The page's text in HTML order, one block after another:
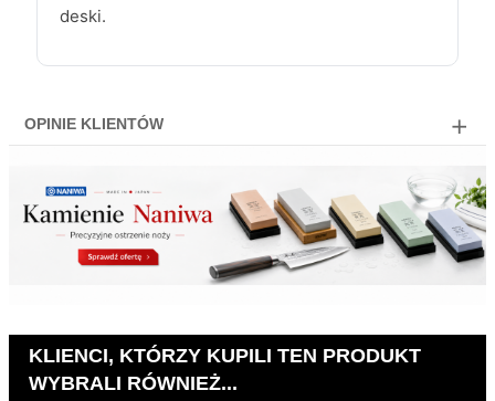
deski.
OPINIE KLIENTÓW
KLIENCI, KTÓRZY KUPILI TEN PRODUKT
WYBRALI RÓWNIEŻ...